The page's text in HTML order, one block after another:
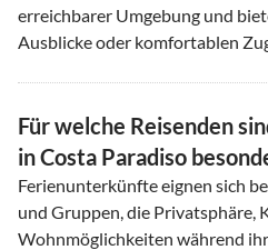
erreichbarer Umgebung und
Ausblicke oder komfortablen
Für welche Reisenden
in Costa Paradiso
Ferienunterkünfte eignen sich
und Gruppen, die Privatsphäre,
Wohnmöglichkeiten während